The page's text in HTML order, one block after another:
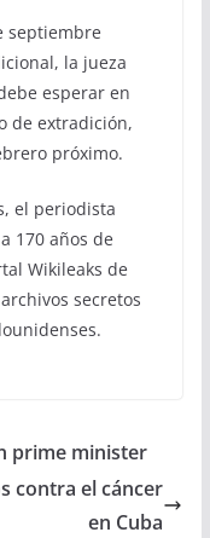
septiembre
la jueza
esperar en
de extradición,
próximo.
el periodista
170 años de
Wikileaks de
secretos
prime minister
contra el cáncer
en Cuba